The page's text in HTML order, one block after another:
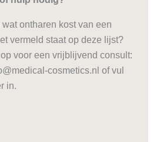
ontharen kost van een
vermeld staat op deze lijst?
voor een vrijblijvend consult:
cosmetics.nl of vul
in.